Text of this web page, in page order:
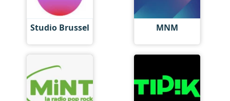
Studio Brussel MNM